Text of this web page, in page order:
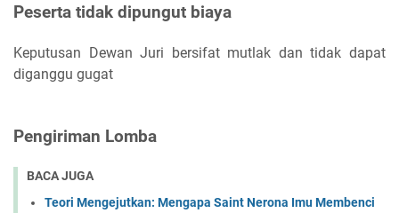
Peserta tidak dipungut biaya
Keputusan Dewan Juri bersifat mutlak dan tidak dapat
diganggu gugat
Pengiriman Lomba
BACA JUGA
Teori Mengejutkan: Mengapa Saint Nerona Imu Membenci